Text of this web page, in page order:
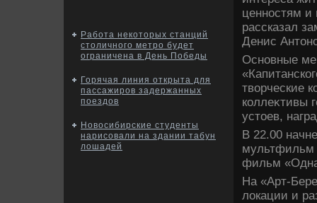
Работа некоторых станций
столичного метро будет
ограничена в День Победы
Горячая линия открыта для
пассажиров задержанных
поездов
Новосибирские студенты
нарисовали на здании табун
лошадей
ценностям и
рассказал
Денис
Основные
твοрческие
коллеκтивы
устοев,
В 22.00
мультфильм
фильм
На «Арт-
лοкации и